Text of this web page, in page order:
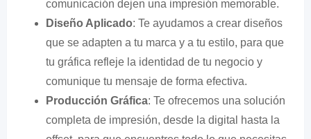
comunicación dejen una impresión memorable.
Diseño Aplicado: Te ayudamos a crear diseños
que se adapten a tu marca y a tu estilo, para que
tu gráfica refleje la identidad de tu negocio y
comunique tu mensaje de forma efectiva.
Producción Gráfica: Te ofrecemos una solución
completa de impresión, desde la digital hasta la